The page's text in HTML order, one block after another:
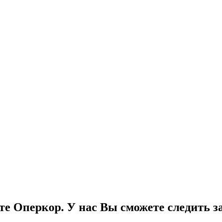
Оперкор. У нас Вы сможете следить